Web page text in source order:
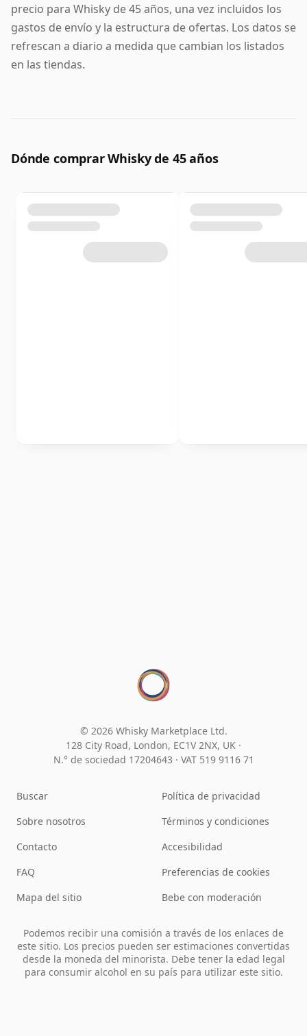
precio para Whisky de 45 años, una vez incluidos los
gastos de envío y la estructura de ofertas. Los datos se
refrescan a diario a medida que cambian los listados
en las tiendas.
Dónde comprar Whisky de 45 años
© 2026 Whisky Marketplace Ltd.
128 City Road, London, EC1V 2NX, UK ·
N.° de sociedad 17204643 · VAT 519 9116 71
Buscar
Sobre nosotros
Contacto
FAQ
Mapa del sitio
Política de privacidad
Términos y condiciones
Accesibilidad
Preferencias de cookies
Bebe con moderación
Podemos recibir una comisión a través de los enlaces de
este sitio. Los precios pueden ser estimaciones convertidas
desde la moneda del minorista. Debe tener la edad legal
para consumir alcohol en su país para utilizar este sitio.